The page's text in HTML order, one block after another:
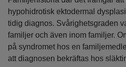
hypohidrotisk ektodermal
tidig diagnos. Svårighetsgraden
familjer och även inom familjer.
på syndromet hos en
att diagnosen bekräftas hos